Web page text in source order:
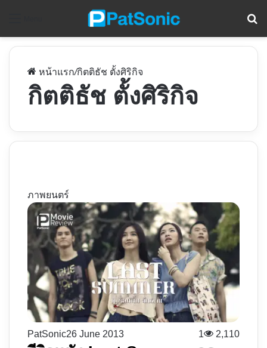
หน้าแรก/กิตติธัช ตั้งศิริกิจ
กิตติธัช ตั้งศิริกิจ
ภาพยนตร์
PatSonic26 June 2013 1 2,110